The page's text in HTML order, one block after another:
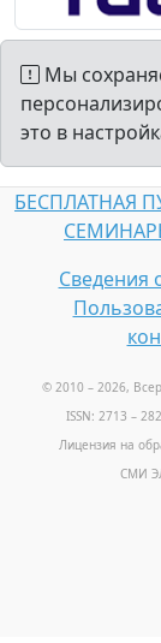
Мы
это в
БЕСПЛАТНАЯ
Сведения
© 2010 – 2026,
ISSN: 2713 –
Лицензия на
СМИ